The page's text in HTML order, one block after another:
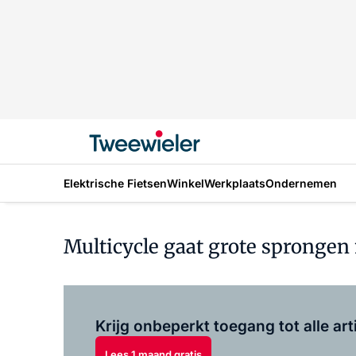
Elektrische FietsenWinkelWerkplaatsOndernemen
Multicycle gaat grote sprongen
Krijg onbeperkt toegang tot alle